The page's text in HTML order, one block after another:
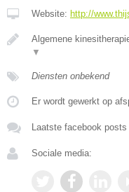
Website: http://
Algemene
▼
Diensten onbekend
Er wordt gewerkt op
Laatste facebook posts
Sociale media: